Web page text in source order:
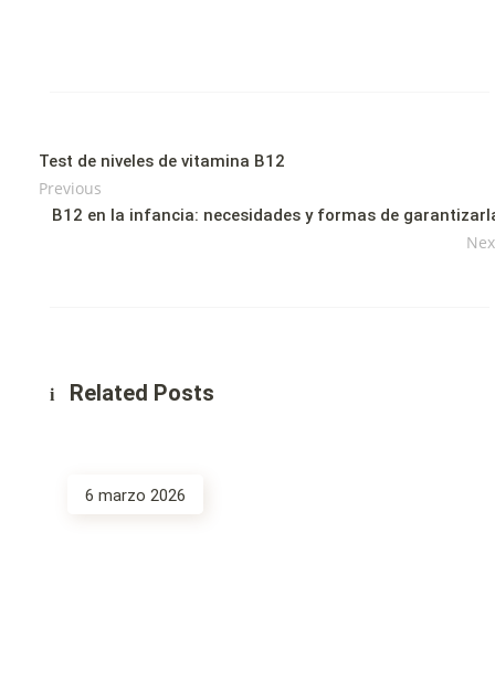
Test de niveles de vitamina B12
Previous
B12 en la infancia: necesidades y formas de
Related Posts
6 marzo 2026